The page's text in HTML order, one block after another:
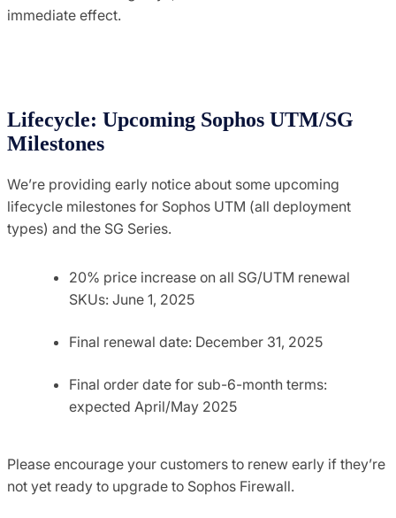
immediate effect.
Lifecycle: Upcoming Sophos UTM/SG
Milestones
We’re providing early notice about some upcoming
lifecycle milestones for Sophos UTM (all deployment
types) and the SG Series.
20% price increase on all SG/UTM renewal
SKUs: June 1, 2025
Final renewal date: December 31, 2025
Final order date for sub-6-month terms:
expected April/May 2025
Please encourage your customers to renew early if they’re
not yet ready to upgrade to Sophos Firewall.